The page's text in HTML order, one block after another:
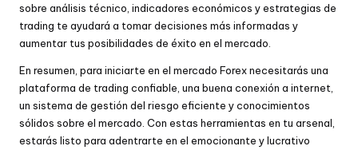
sobre análisis técnico, indicadores económicos y estrategias de
trading te ayudará a tomar decisiones más informadas y
aumentar tus posibilidades de éxito en el mercado.
En resumen, para iniciarte en el mercado Forex necesitarás una
plataforma de trading confiable, una buena conexión a internet,
un sistema de gestión del riesgo eficiente y conocimientos
sólidos sobre el mercado. Con estas herramientas en tu arsenal,
estarás listo para adentrarte en el emocionante y lucrativo